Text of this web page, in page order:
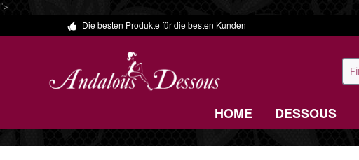
">
Hauptinhalt springen
Zur Suche springen
Zur Hauptnavigation springen
Die besten Produkte für die besten Kunden
HOME DESSOUS